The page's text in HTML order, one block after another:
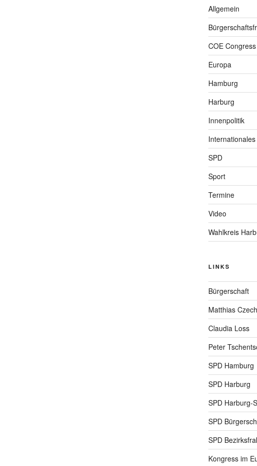
Allgemein
COE Congress
Europa
Hamburg
Harburg
Innenpolitik
Internationales
SPD
Sport
Termine
Video
Wahlkreis
LINKS
Bürgerschaft
Matthias Czech
Claudia Loss
Peter
SPD Hamburg
SPD Harburg
SPD Harburg-
SPD
SPD
Kongress im